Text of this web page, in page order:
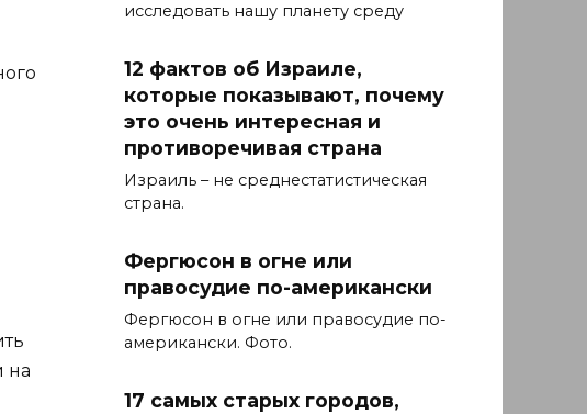
на
исследовать нашу планету среду
12 фактов об Израиле,
которые показывают, почему
это очень интересная и
противоречивая страна
Израиль – не среднестатистическая
страна.
Фергюсон в огне или
правосудие по-американски
Фергюсон в огне или правосудие по-
американски. Фото.
17 самых старых городов,